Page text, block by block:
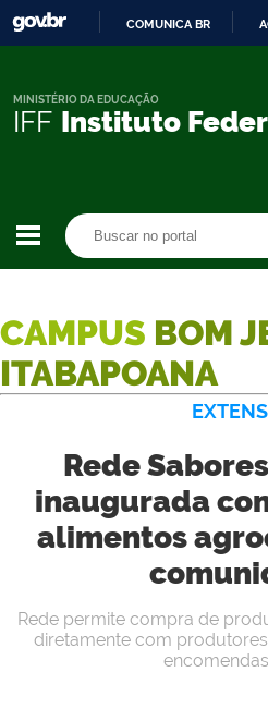
COMUNICA BR
IFF Instituto
MINISTÉRIO DA EDUCAÇÃO
CAMPUS BOM
ITABAPOANA
Rede
inaugurada
alimentos
Rede permite compra de
diretamente com